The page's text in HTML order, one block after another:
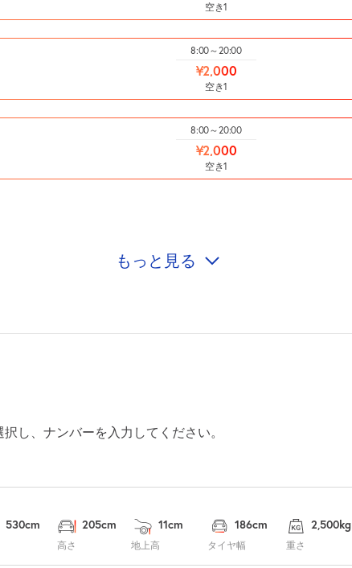
空き1
8:00～20:00
¥2,000
空き1
8:00～20:00
¥2,000
空き1
8:00～20:00
8:00～20:00
¥1,500
空き1
もっと見る
し、ナンバーを入力してください。
530cm
高さ
205cm
地上高
11cm
タイヤ幅
186cm
重さ
2,500kg